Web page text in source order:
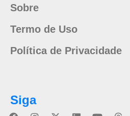
Sobre
Termo de Uso
Política de Privacidade
Siga